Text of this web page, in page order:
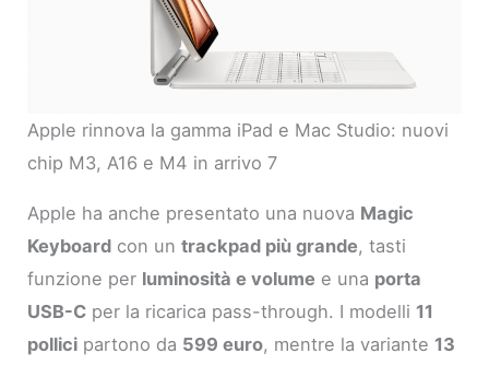
Apple rinnova la gamma iPad e Mac Studio: nuovi
chip M3, A16 e M4 in arrivo 7
Apple ha anche presentato una nuova Magic
Keyboard con untrackpad più grande, tasti
funzione per luminosità e volume e una porta
USB-C per la ricarica pass-through. I modelli 11
pollici partono da 599 euro, mentre la variante 13